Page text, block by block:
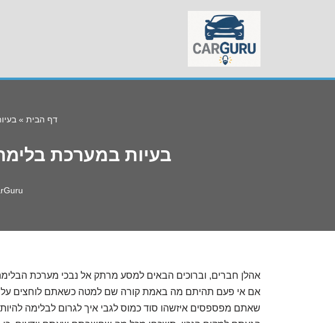
דף הבית »
בעיות במערכת
אם אי פעם תהיתם מה באמת קורה שם למטה כשאתם לוחצים על
שאתם מפספסים איזשהו סוד כמוס לגבי איך לגרום לבלימה